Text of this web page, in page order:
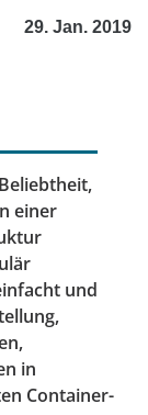
29. Jan. 2019
einer
und
in
Container-